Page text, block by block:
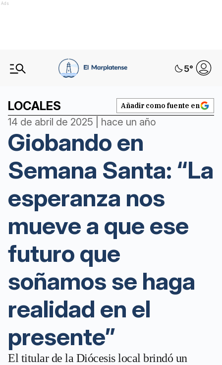
Ads
5°
LOCALES Añadir como fuente en
14 de abril de 2025 | hace un año
Giobando en
Semana Santa: “La
esperanza nos
mueve a que ese
futuro que
soñamos se haga
realidad en el
presente”
El titular de la Diócesis local brindó un